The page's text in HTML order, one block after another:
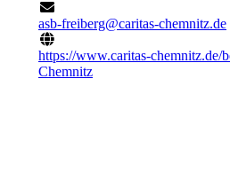
asb-freiberg@caritas-chemnitz.de
https://www.caritas-chemnitz.de/
Chemnitz